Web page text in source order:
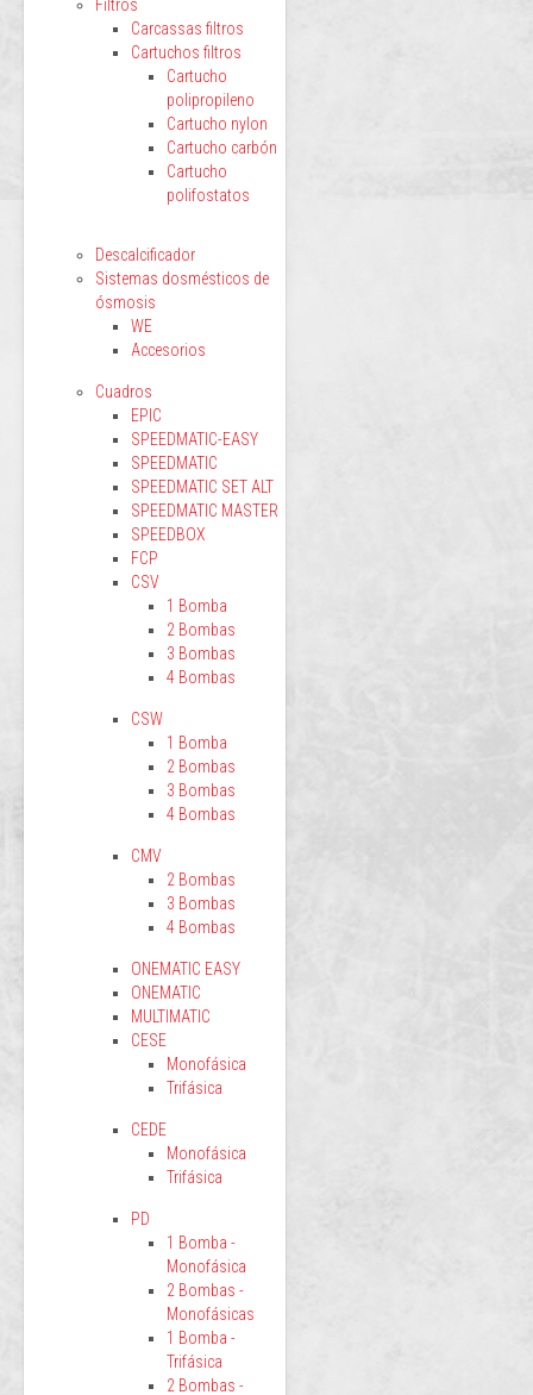
Filtros
Carcassas filtros
Cartuchos filtros
Cartucho
polipropileno
Cartucho nylon
Cartucho carbón
Cartucho
polifostatos
Descalcificador
Sistemas dosmésticos de
ósmosis
WE
Accesorios
Cuadros
EPIC
SPEEDMATIC-EASY
SPEEDMATIC
SPEEDMATIC SET ALT
SPEEDMATIC MASTER
SPEEDBOX
FCP
CSV
1 Bomba
2 Bombas
3 Bombas
4 Bombas
CSW
1 Bomba
2 Bombas
3 Bombas
4 Bombas
CMV
2 Bombas
3 Bombas
4 Bombas
ONEMATIC EASY
ONEMATIC
MULTIMATIC
CESE
Monofásica
Trifásica
CEDE
Monofásica
Trifásica
PD
1 Bomba -
Monofásica
2 Bombas -
Monofásicas
1 Bomba -
Trifásica
2 Bombas -